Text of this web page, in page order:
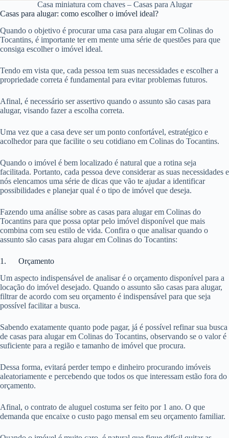
Casa miniatura com chaves – Casas para Alugar
Casas para alugar: como escolher o imóvel ideal?
Quando o objetivo é procurar uma casa para alugar em Colinas do
Tocantins, é importante ter em mente uma série de questões para que
consiga escolher o imóvel ideal.
Tendo em vista que, cada pessoa tem suas necessidades e escolher a
propriedade correta é fundamental para evitar problemas futuros.
Afinal, é necessário ser assertivo quando o assunto são casas para
alugar, visando fazer a escolha correta.
Uma vez que a casa deve ser um ponto confortável, estratégico e
acolhedor para que facilite o seu cotidiano em Colinas do Tocantins.
Quando o imóvel é bem localizado é natural que a rotina seja
facilitada. Portanto, cada pessoa deve considerar as suas necessidades e
nós elencamos uma série de dicas que vão te ajudar a identificar
possibilidades e planejar qual é o tipo de imóvel que deseja.
Fazendo uma análise sobre as casas para alugar em Colinas do
Tocantins para que possa optar pelo imóvel disponível que mais
combina com seu estilo de vida. Confira o que analisar quando o
assunto são casas para alugar em Colinas do Tocantins:
1. Orçamento
Um aspecto indispensável de analisar é o orçamento disponível para a
locação do imóvel desejado. Quando o assunto são casas para alugar,
filtrar de acordo com seu orçamento é indispensável para que seja
possível facilitar a busca.
Sabendo exatamente quanto pode pagar, já é possível refinar sua busca
de casas para alugar em Colinas do Tocantins, observando se o valor é
suficiente para a região e tamanho de imóvel que procura.
Dessa forma, evitará perder tempo e dinheiro procurando imóveis
aleatoriamente e percebendo que todos os que interessam estão fora do
orçamento.
Afinal, o contrato de aluguel costuma ser feito por 1 ano. O que
demanda que encaixe o custo pago mensal em seu orçamento familiar.